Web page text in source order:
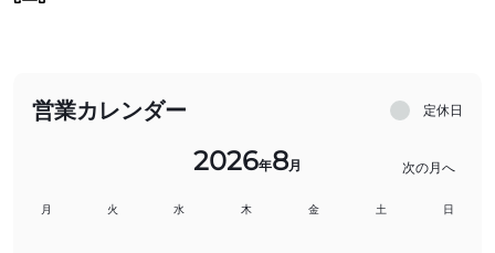
営業カレンダー 定休日
2026年8月 次の月へ
月 火 水 木 金 土 日